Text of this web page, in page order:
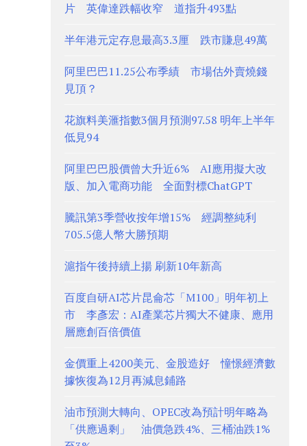
片 英偉達跌幅收窄 道指升493點
半年港元定存息最高3.3厘 跌市賺息49萬
阿里巴巴11.25公布季績 市場估外賣燒錢
見頂？
花旗料美滙指數3個月預測97.58 明年上半年
低見94
阿里巴巴股價曾大升近6% AI應用擬大改
版、加入電商功能 全面對標ChatGPT
騰訊第3季營收按年增15% 經調整純利
705.5億人幣大勝預期
滬指午後持續上揚 刷新10年新高
百度自研AI芯片昆侖芯「M100」明年初上
市 李彥宏：AI產業芯片獨大不健康、應用
層應創百倍價值
金價重上4200美元、金股造好 憧憬經濟數
據恢復為12月再減息鋪路
油市預測大轉向、OPEC改為預計明年略為
「供應過剩」 油價急跌4%、三桶油跌1%